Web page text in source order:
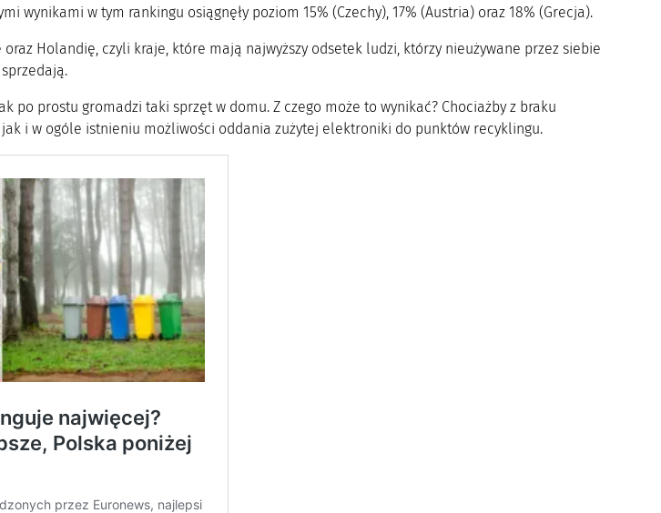
wynikami w tym rankingu osiągnęły poziom 15% (Czechy), 17% (Austria) oraz 18% (Grecja).
Holandię, czyli kraje, które mają najwyższy odsetek ludzi, którzy nieużywane przez siebie
po prostu gromadzi taki sprzęt w domu. Z czego może to wynikać? Chociażby z braku
i w ogóle istnieniu możliwości oddania zużytej elektroniki do punktów recyklingu.